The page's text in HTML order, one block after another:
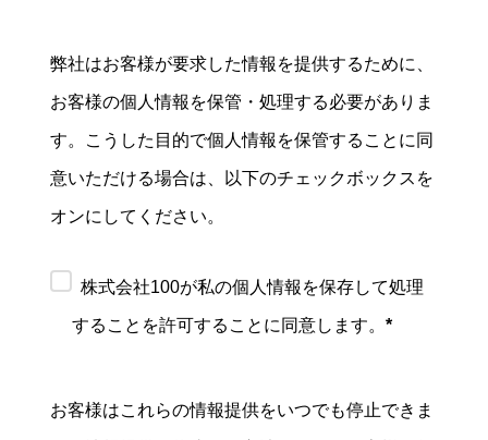
弊社はお客様が要求した情報を提供するために、
お客様の個人情報を保管・処理する必要がありま
す。こうした目的で個人情報を保管することに同
意いただける場合は、以下のチェックボックスを
オンにしてください。
株式会社100が私の個人情報を保存して処理
することを許可することに同意します。*
お客様はこれらの情報提供をいつでも停止できま